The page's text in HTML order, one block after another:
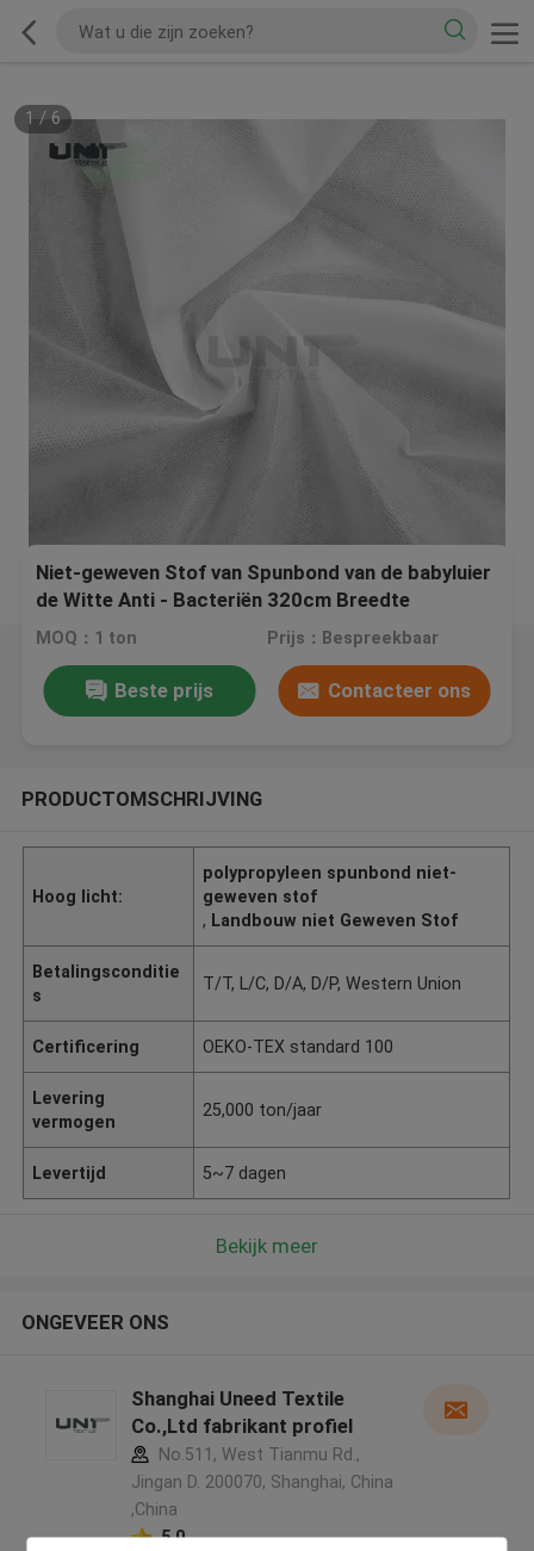
1 / 6
Niet-geweven Stof van Spunbond van de babyluier
de Witte Anti - Bacteriën 320cm Breedte
MOQ：1 ton Prijs：Bespreekbaar
Beste prijs Contacteer ons
PRODUCTOMSCHRIJVING
Hoog licht:
polypropyleen spunbond niet-
geweven stof
, Landbouw niet Geweven Stof
Betalingsconditie
s
T/T, L/C, D/A, D/P, Western Union
Certificering OEKO-TEX standard 100
Levering
vermogen
25,000 ton/jaar
Levertijd 5~7 dagen
Bekijk meer
ONGEVEER ONS
Shanghai Uneed Textile
Co.,Ltd fabrikant profiel
No.511, West Tianmu Rd.,
Jingan D. 200070, Shanghai, China
,China
5.0